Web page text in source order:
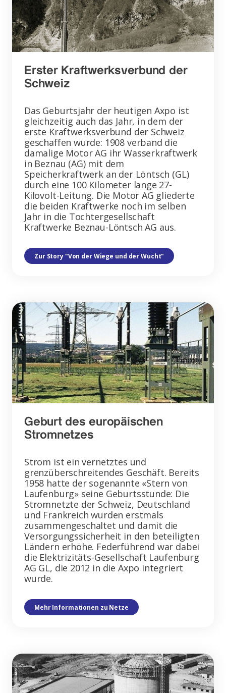
Erster Kraftwerksverbund der
Schweiz
Das Geburtsjahr der heutigen Axpo ist
gleichzeitig auch das Jahr, in dem der
erste Kraftwerksverbund der Schweiz
geschaffen wurde: 1908 verband die
damalige Motor AG ihr Wasserkraftwerk
in Beznau (AG) mit dem
Speicherkraftwerk an der Löntsch (GL)
durch eine 100 Kilometer lange 27-
Kilovolt-Leitung. Die Motor AG gliederte
die beiden Kraftwerke noch im selben
Jahr in die Tochtergesellschaft
Kraftwerke Beznau-Löntsch AG aus.
Zur Story "Von der Wiege und der Wucht"
Geburt des europäischen
Stromnetzes
Strom ist ein vernetztes und
grenzüberschreitendes Geschäft. Bereits
1958 hatte der sogenannte «Stern von
Laufenburg» seine Geburtsstunde: Die
Stromnetzte der Schweiz, Deutschland
und Frankreich wurden erstmals
zusammengeschaltet und damit die
Versorgungssicherheit in den beteiligten
Ländern erhöhe. Federführend war dabei
die Elektrizitäts-Gesellschaft Laufenburg
AG GL, die 2012 in die Axpo integriert
wurde.
Mehr Informationen zu Netze